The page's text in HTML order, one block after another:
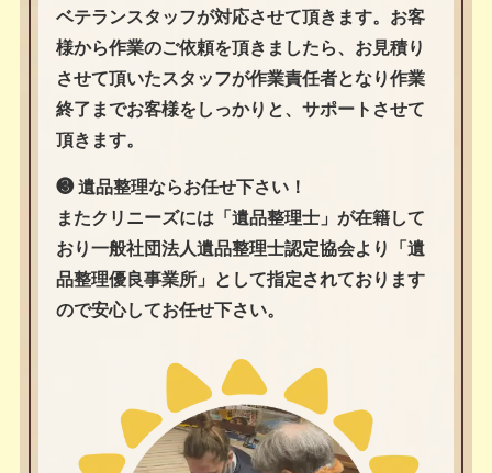
ベテランスタッフが対応させて頂きます。お客
様から作業のご依頼を頂きましたら、お見積り
させて頂いたスタッフが作業責任者となり作業
終了までお客様をしっかりと、サポートさせて
頂きます。
❸ 遺品整理ならお任せ下さい！
またクリニーズには「遺品整理士」が在籍して
おり一般社団法人遺品整理士認定協会より「遺
品整理優良事業所」として指定されております
ので安心してお任せ下さい。